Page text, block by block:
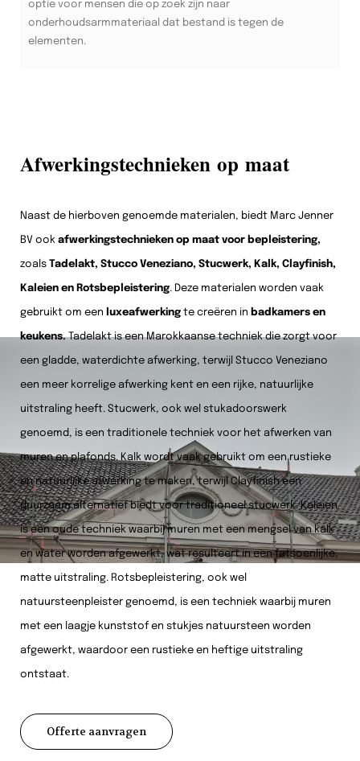
optie voor mensen die op zoek zijn naar
onderhoudsarmmateriaal dat bestand is tegen de
elementen.
Afwerkingstechnieken op maat
Naast de hierboven genoemde materialen, biedt Marc Jenner
BV ook afwerkingstechnieken op maat voor bepleistering,
zoals Tadelakt, Stucco Veneziano, Stucwerk, Kalk, Clayfinish,
Kaleien en Rotsbepleistering. Deze materialen worden vaak
gebruikt om een luxeafwerking te creëren in badkamers en
keukens.Tadelakt is een Marokkaanse techniek die zorgt voor
een gladde, waterdichte afwerking, terwijl Stucco Veneziano
een meer korrelige afwerking kent en een rijke, natuurlijke
uitstraling heeft. Stucwerk, ook wel stukadoorswerk
genoemd, is een traditionele techniek voor het afwerken van
muren en plafonds. Kalk wordt vaak gebruikt om een rustieke
en natuurlijke afwerking te maken, terwijl Clayfinish een
duurzaam alternatief biedt voor traditioneel stucwerk. Kaleien
is een oude techniek waarbij muren met een mengsel van kalk
en water worden afgewerkt, wat resulteert in een fatsoenlijke,
matte uitstraling. Rotsbepleistering, ook wel
natuursteenpleister genoemd, is een techniek waarbij muren
met een laagje kunststof en stukjes natuursteen worden
afgewerkt, waardoor een rustieke en heftige uitstraling
ontstaat.
Offerte aanvragen